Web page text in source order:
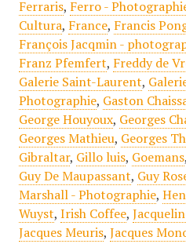
Ferraris, Ferro -
Cultura, France, Francis
François Jacqmin -
Franz Pfemfert, Freddy de
Galerie Saint-Laurent,
Photographie, Gaston
George Houyoux, Georges
Georges Mathieu, Georges
Gibraltar, Gillo luis, Goemans,
Guy De Maupassant, Guy
Marshall - Photographie,
Wuyst, Irish Coffee,
Jacques Meuris, Jacques